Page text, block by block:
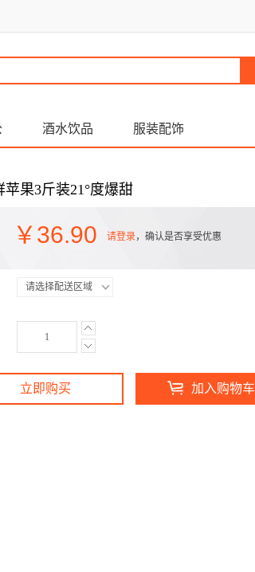
酒水饮品 服装配饰
苹果3斤装21°度爆甜
￥36.90 请登录，确认是否享受优惠
请选择配送区域
立即购买 加入购物车